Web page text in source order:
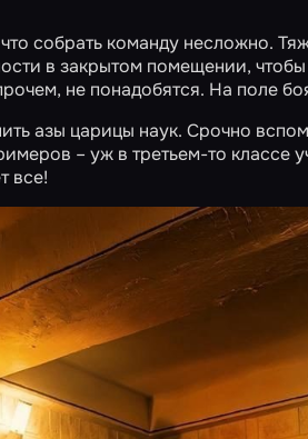
собрать команду несложно.
в закрытом помещении,
не понадобятся. На поле
азы царицы наук. Срочно
– уж в третьем-то классе
все!